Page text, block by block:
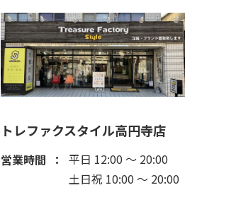
トレファクスタイル高円寺店
営業時間
平日 12:00 ～ 20:00
土日祝 10:00 ～ 20:00